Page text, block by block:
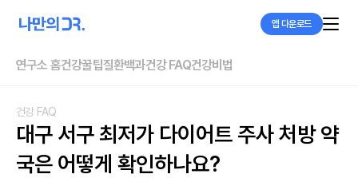
앱 다운로드
연구소 홈건강꿀팁질환백과건강 FAQ건강비법
건강 FAQ
대구 서구 최저가 다이어트 주사 처방 약
국은 어떻게 확인하나요?